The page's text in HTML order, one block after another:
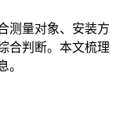
测量对象、安装方
合判断。本文梳理
。